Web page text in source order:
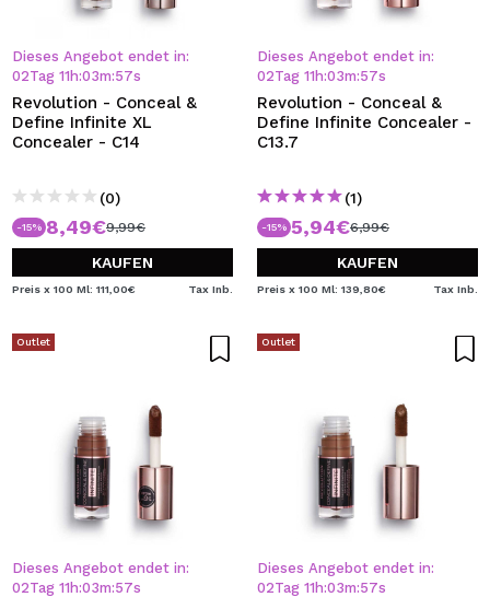
Dieses Angebot endet in:
02Tag 11 h:03m:57s
Revolution - Conceal &
Define Infinite XL
Concealer - C14
(0)
-15% 8,49€9,99€
KAUFEN
Preis x 100 Ml: 111,00€ Tax Inb.
Dieses Angebot endet in:
02Tag 11 h:03m:57s
Revolution - Conceal &
Define Infinite Concealer -
C13.7
(1)
-15% 5,94€6,99€
KAUFEN
Preis x 100 Ml: 139,80€ Tax Inb.
Outlet
Dieses Angebot endet in:
02Tag 11 h:03m:57s
Outlet
Dieses Angebot endet in:
02Tag 11 h:03m:57s